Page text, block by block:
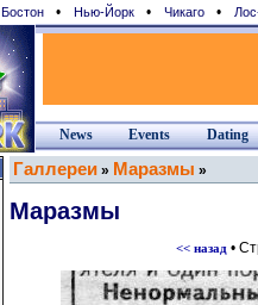
Бостон • Нью-Йорк • Чикаго •
News Events Dating
Галлереи » Маразмы »
Маразмы
<< назад•